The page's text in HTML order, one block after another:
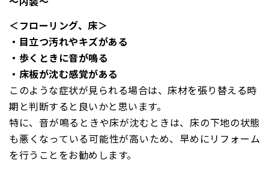
＜フローリング、床＞
・目立つ汚れやキズがある
・歩くときに音が鳴る
・床板が沈む感覚がある
このような症状が見られる場合は、床材を張り替える時
期 と判断すると良いかと思います。
特に、音が鳴るときや床が沈むときは、床の下地の状態
も悪くなっている可能性が高いため、早めにリフォーム
を行うことをお勧めします。